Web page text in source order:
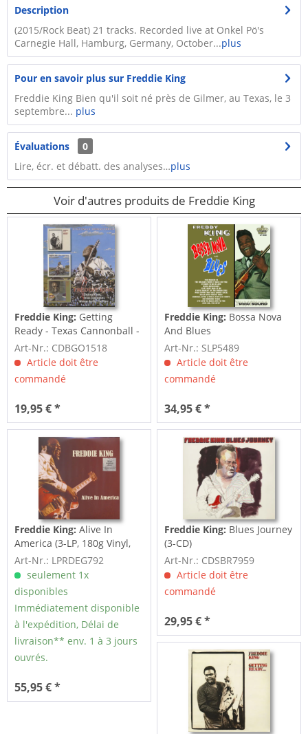
Description
(2015/Rock Beat) 21 tracks. Recorded live at Onkel Pö's
Carnegie Hall, Hamburg, Germany, October...plus
Pour en savoir plus sur Freddie King
Freddie King Bien qu'il soit né près de Gilmer, au Texas, le 3
septembre... plus
Évaluations
0
Lire, écr. et débatt. des analyses…plus
Voir d'autres produits de Freddie King
Freddie King: Getting
Ready - Texas Cannonball -
Woman Across...
Art-Nr.: CDBGO1518
Article doit être
commandé
19,95 € *
Freddie King: Bossa Nova
And Blues
Art-Nr.: SLP5489
Article doit être
commandé
34,95 € *
Freddie King: Alive In
America (3-LP, 180g Vinyl,
Ltd.)
Art-Nr.: LPRDEG792
seulement 1x
disponibles
Immédiatement disponible
à l'expédition, Délai de
livraison** env. 1 à 3 jours
ouvrés.
55,95 € *
Freddie King: Blues Journey
(3-CD)
Art-Nr.: CDSBR7959
Article doit être
commandé
29,95 € *